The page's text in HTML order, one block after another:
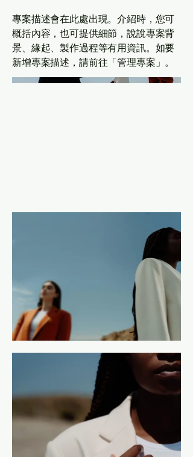
專案描述會在此處出現。介紹時，您可
概括內容，也可提供細節，說說專案背
景、緣起、製作過程等有用資訊。如要
新增專案描述，請前往「管理專案」。